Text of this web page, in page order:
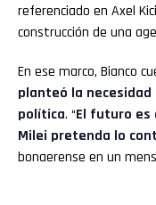
referenciado en Axel
construcción de una
En ese marco, Bianco
planteó la
política. “El futuro es
Milei pretenda lo
bonaerense en un